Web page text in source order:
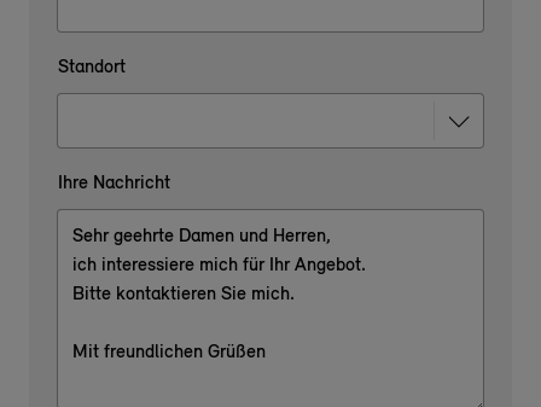
Standort
Ihre Nachricht